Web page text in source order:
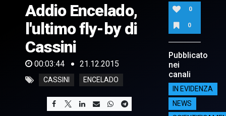
44
seconds
Addio Encelado,
l'ultimo fly-by di
Cassini
00:03:44 21.12.2015
CASSINI ENCELADO
0
0
Pubblicato
nei
canali
IN EVIDENZA
NEWS